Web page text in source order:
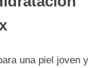
una piel joven y